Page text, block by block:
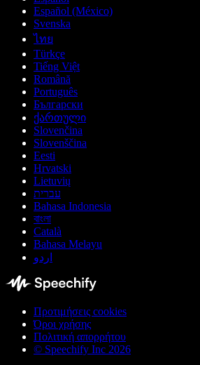
Español (México)
Svenska
ไทย
Türkçe
Tiếng Việt
Română
Português
Български
ქართული
Slovenčina
Slovenščina
Eesti
Hrvatski
Lietuvių
עברית
Bahasa Indonesia
বাংলা
Català
Bahasa Melayu
اردو
Προτιμήσεις cookies
Όροι χρήσης
Πολιτική απορρήτου
© Speechify Inc 2026